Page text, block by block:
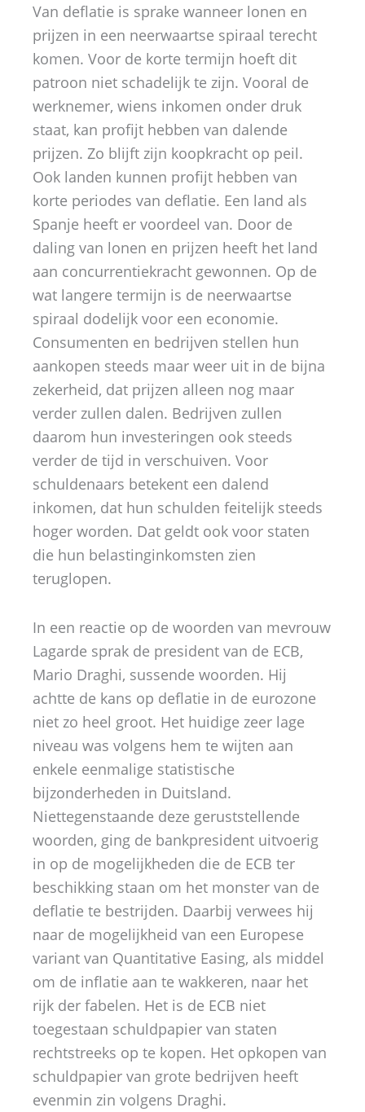
Van deflatie is sprake wanneer lonen en
prijzen in een neerwaartse spiraal terecht
komen. Voor de korte termijn hoeft dit
patroon niet schadelijk te zijn. Vooral de
werknemer, wiens inkomen onder druk
staat, kan profijt hebben van dalende
prijzen. Zo blijft zijn koopkracht op peil.
Ook landen kunnen profijt hebben van
korte periodes van deflatie. Een land als
Spanje heeft er voordeel van. Door de
daling van lonen en prijzen heeft het land
aan concurrentiekracht gewonnen. Op de
wat langere termijn is de neerwaartse
spiraal dodelijk voor een economie.
Consumenten en bedrijven stellen hun
aankopen steeds maar weer uit in de bijna
zekerheid, dat prijzen alleen nog maar
verder zullen dalen. Bedrijven zullen
daarom hun investeringen ook steeds
verder de tijd in verschuiven. Voor
schuldenaars betekent een dalend
inkomen, dat hun schulden feitelijk steeds
hoger worden. Dat geldt ook voor staten
die hun belastinginkomsten zien
teruglopen.
In een reactie op de woorden van mevrouw
Lagarde sprak de president van de ECB,
Mario Draghi, sussende woorden. Hij
achtte de kans op deflatie in de eurozone
niet zo heel groot. Het huidige zeer lage
niveau was volgens hem te wijten aan
enkele eenmalige statistische
bijzonderheden in Duitsland.
Niettegenstaande deze geruststellende
woorden, ging de bankpresident uitvoerig
in op de mogelijkheden die de ECB ter
beschikking staan om het monster van de
deflatie te bestrijden. Daarbij verwees hij
naar de mogelijkheid van een Europese
variant van Quantitative Easing, als middel
om de inflatie aan te wakkeren, naar het
rijk der fabelen. Het is de ECB niet
toegestaan schuldpapier van staten
rechtstreeks op te kopen. Het opkopen van
schuldpapier van grote bedrijven heeft
evenmin zin volgens Draghi.